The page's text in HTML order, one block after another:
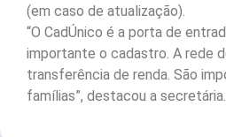
(em caso de atualização).
“O CadÚnico é a porta de
importante o cadastro. A rede
transferência de renda. São
famílias”, destacou a secretária.